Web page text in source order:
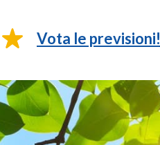
Vota le previsioni!